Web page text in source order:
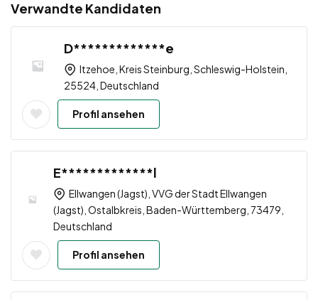
Verwandte Kandidaten
D*************e
Itzehoe, Kreis Steinburg, Schleswig-Holstein,
25524, Deutschland
Profil ansehen
E*************l
Ellwangen (Jagst), VVG der Stadt Ellwangen
(Jagst), Ostalbkreis, Baden-Württemberg, 73479,
Deutschland
Profil ansehen